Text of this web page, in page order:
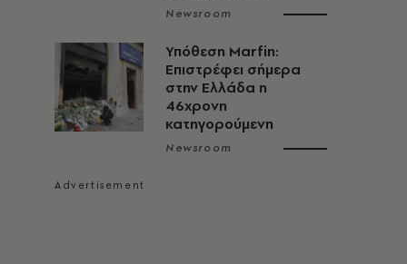
Newsroom
Υπόθεση Marfin:
Επιστρέφει σήμερα
στην Ελλάδα η
46χρονη
κατηγορούμενη
Newsroom